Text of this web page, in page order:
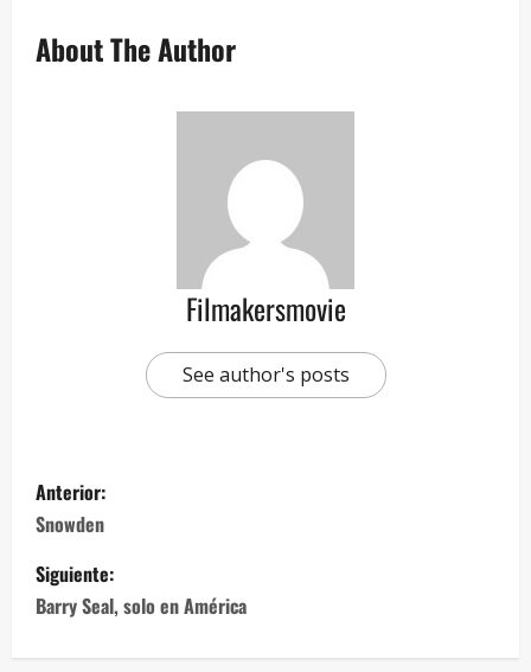
About The Author
Filmakersmovie
See author's posts
Anterior:
Snowden
Siguiente:
Barry Seal, solo en América